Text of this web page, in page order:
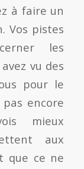
à faire un
Vos pistes
les
vu des
pour le
pas encore
mieux
aux
que ce ne